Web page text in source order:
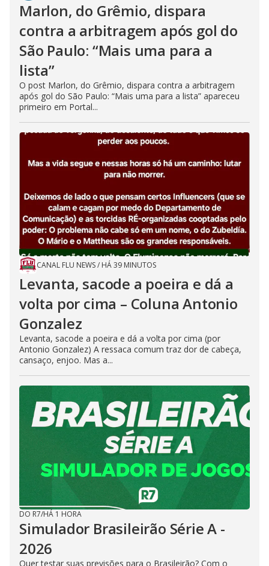
Marlon, do Grêmio, dispara
contra a arbitragem após gol do
São Paulo: “Mais uma para a
lista”
O post Marlon, do Grêmio, dispara contra a arbitragem
após gol do São Paulo: “Mais uma para a lista” apareceu
primeiro em Portal...
CANAL FLU NEWS/ HÁ 39 MINUTOS
Levanta, sacode a poeira e dá a
volta por cima – Coluna Antonio
Gonzalez
Levanta, sacode a poeira e dá a volta por cima (por
Antonio Gonzalez) A ressaca comum traz dor de cabeça,
cansaço, enjoo. Mas a...
DO R7/HÁ 1 HORA
Simulador Brasileirão Série A -
2026
Quer testar suas previsões para o Brasileirão? Com o